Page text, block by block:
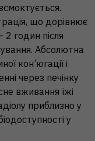
що дорівнює
годин після
Абсолютна
кон’югації і
через печінку
вживання їжі
приблизно у
у